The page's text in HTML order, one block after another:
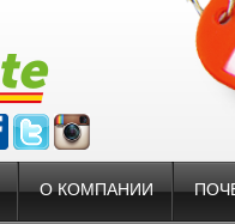
О КОМПАНИИ